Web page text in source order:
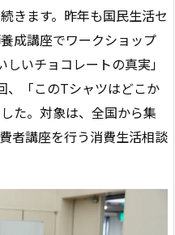
きます。昨年も国民生活セ
成講座でワークショップ
いチョコレートの真実」
、「このTシャツはどこか
た。対象は、 全国から集
者講座を行う消費生活相談